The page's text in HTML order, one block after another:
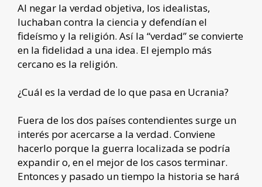
Al negar la verdad objetiva, los idealistas,
luchaban contra la ciencia y defendían el
fideísmo y la religión. Así la “verdad” se convierte
en la fidelidad a una idea. El ejemplo más
cercano es la religión.
¿Cuál es la verdad de lo que pasa en Ucrania?
Fuera de los dos países contendientes surge un
interés por acercarse a la verdad. Conviene
hacerlo porque la guerra localizada se podría
expandir o, en el mejor de los casos terminar.
Entonces y pasado un tiempo la historia se hará